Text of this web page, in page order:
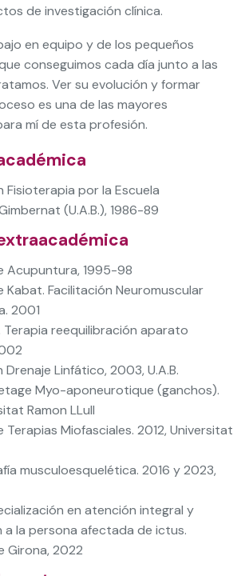
de investigación clínica.
en equipo y de los pequeños
conseguimos cada día junto a las
Ver su evolución y formar
es una de las mayores
mí de esta profesión.
Fisioterapia por la Escuela
(U.A.B.), 1986-89
Acupuntura, 1995-98
Kabat. Facilitación Neuromuscular
2001
Terapia reequilibración aparato
Linfático, 2003, U.A.B.
Myo-aponeurotique (ganchos).
Ramon LLull
Miofasciales. 2012, Universitat
musculoesquelética. 2016 y 2023,
en atención integral y
a la persona afectada de ictus.
Girona, 2022